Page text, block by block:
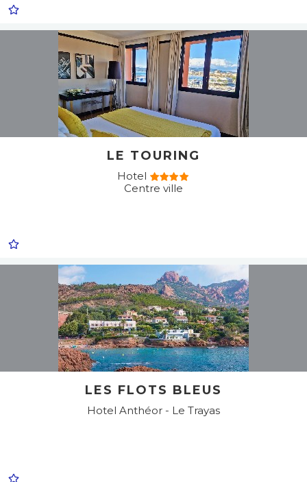
LE TOURING
Hotel
Centre ville
LES FLOTS BLEUS
Hotel Anthéor - Le Trayas